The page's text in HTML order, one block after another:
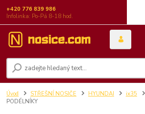
+420 776 839 986
Infolinka: Po-Pá 8-18 hod.
Úvod STŘEŠNÍ NOSIČE HYUNDAI ix35
PODÉLNÍKY